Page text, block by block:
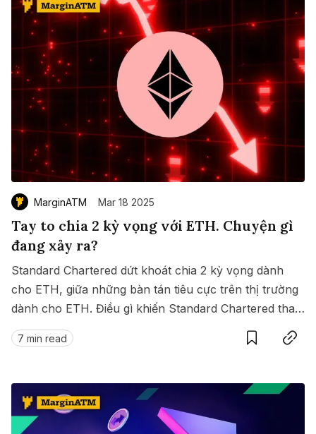
MarginATM Mar 18 2025
Tay to chia 2 kỳ vọng với ETH. Chuyện gì
đang xảy ra?
Standard Chartered dứt khoát chia 2 kỳ vọng dành
cho ETH, giữa những bàn tán tiêu cực trên thị trường
dành cho ETH. Điều gì khiến Standard Chartered thay
đổi quan điểm như vậy?
7 min read
SaveCopy link